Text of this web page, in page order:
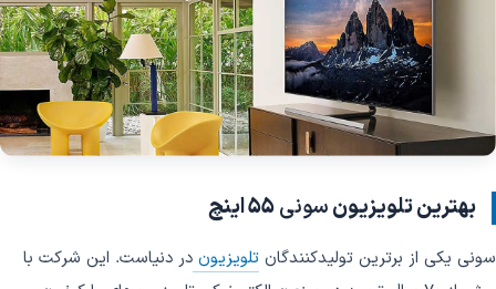
بهترین تلویزیونسونی55 اینچ
سونی یکی از برترین تولیدکنندگان تلویزیون در دنیاست. این شرکت با